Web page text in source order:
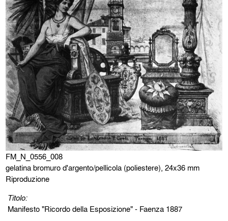
FM_N_0556_008
gelatina bromuro d'argento/pellicola (poliestere), 24x36 mm
Riproduzione
Titolo:
Manifesto "Ricordo della Esposizione" - Faenza 1887